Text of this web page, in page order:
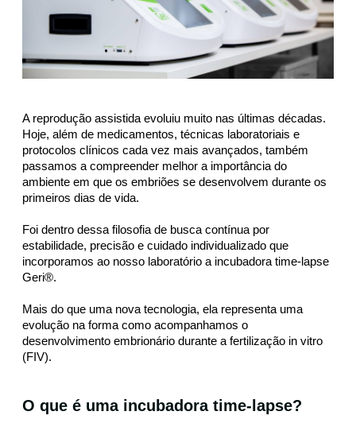
A reprodução assistida evoluiu muito nas últimas décadas.
Hoje, além de medicamentos, técnicas laboratoriais e
protocolos clínicos cada vez mais avançados, também
passamos a compreender melhor a importância do
ambiente em que os embriões se desenvolvem durante os
primeiros dias de vida.
Foi dentro dessa filosofia de busca contínua por
estabilidade, precisão e cuidado individualizado que
incorporamos ao nosso laboratório a incubadora time-lapse
Geri®.
Mais do que uma nova tecnologia, ela representa uma
evolução na forma como acompanhamos o
desenvolvimento embrionário durante a fertilização in vitro
(FIV).
O que é uma incubadora time-lapse?